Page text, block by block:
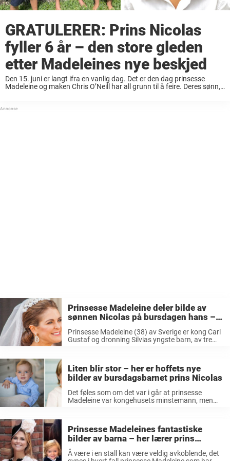
GRATULERER: Prins Nicolas
fyller 6 år – den store gleden
etter Madeleines nye beskjed
Den 15. juni er langt ifra en vanlig dag. Det er den dag prinsesse
Madeleine og maken Chris O’Neill har all grunn til å feire. Deres sønn,
Prinsesse Madeleine deler bilde av
sønnen Nicolas på bursdagen hans –
Prinsesse Madeleine (38) av Sverige er kong Carl
Gustaf og dronning Silvias yngste barn, av tre
...
Liten blir stor – her er hoffets nye
bilder av bursdagsbarnet prins Nicolas
Det føles som om det var i går at prinsesse
Madeleine var kongehusets minstemann, men
Prinsesse Madeleines fantastiske
bilder av barna – her lærer prins
Nicolas å ri
Å være i en stall kan være veldig avkoblende, det